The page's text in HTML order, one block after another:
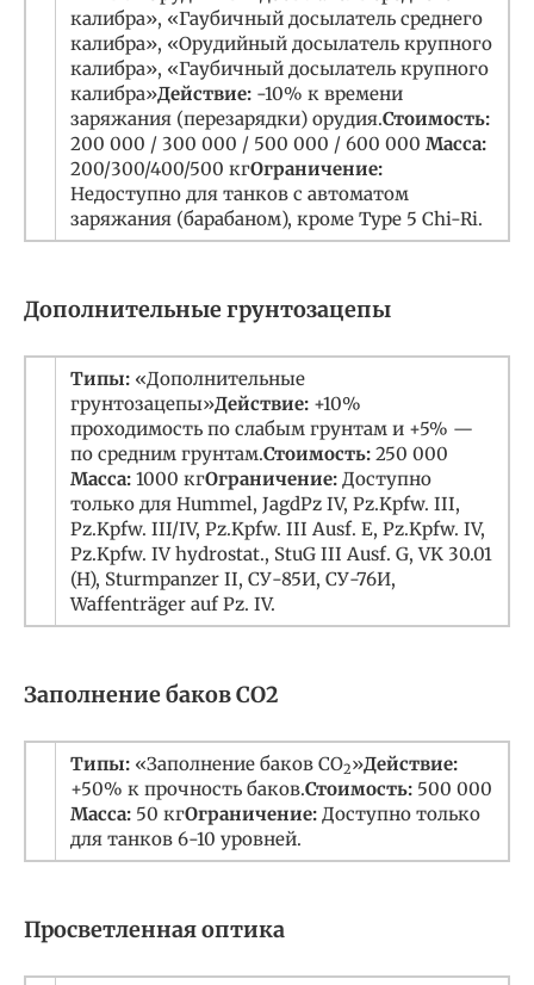
калибра», «Гаубичный досылатель среднего
калибра», «Орудийный досылатель крупного
калибра», «Гаубичный досылатель крупного
калибра»Действие: -10% к времени
заряжания (перезарядки) орудия.Стоимость:
200 000 / 300 000 / 500 000 / 600 000 Масса:
200/300/400/500 кгОграничение:
Недоступно для танков с автоматом
заряжания (барабаном), кроме Type 5 Chi-Ri.
Дополнительные грунтозацепы
Типы: «Дополнительные
грунтозацепы»Действие: +10%
проходимость по слабым грунтам и +5% —
по средним грунтам.Стоимость: 250 000
Масса: 1000 кгОграничение: Доступно
только для Hummel, JagdPz IV, Pz.Kpfw. III,
Pz.Kpfw. III/IV, Pz.Kpfw. III Ausf. E, Pz.Kpfw. IV,
Pz.Kpfw. IV hydrostat., StuG III Ausf. G, VK 30.01
(H), Sturmpanzer II, СУ-85И, СУ-76И,
Waffenträger auf Pz. IV.
Заполнение баков CO2
Типы: «Заполнение баков CO2»Действие:
+50% к прочность баков.Стоимость: 500 000
Масса: 50 кгОграничение: Доступно только
для танков 6-10 уровней.
Просветленная оптика